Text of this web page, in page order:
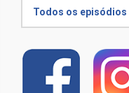
Todos os episódios